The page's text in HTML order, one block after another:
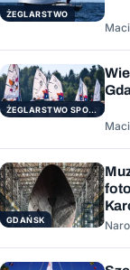
ŻEGLARSTWO
ŻEGLARSTWO SPORTOWE
GDAŃSK